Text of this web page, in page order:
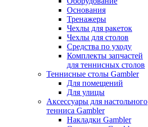
Основания
Тренажеры
Чехлы для ракеток
Чехлы для столов
Средства по уходу
Комплекты запчастей
для теннисных столов
Теннисные столы Gambler
Для помещений
Для улицы
Аксессуары для настольного
тенниса Gambler
Накладки Gambler